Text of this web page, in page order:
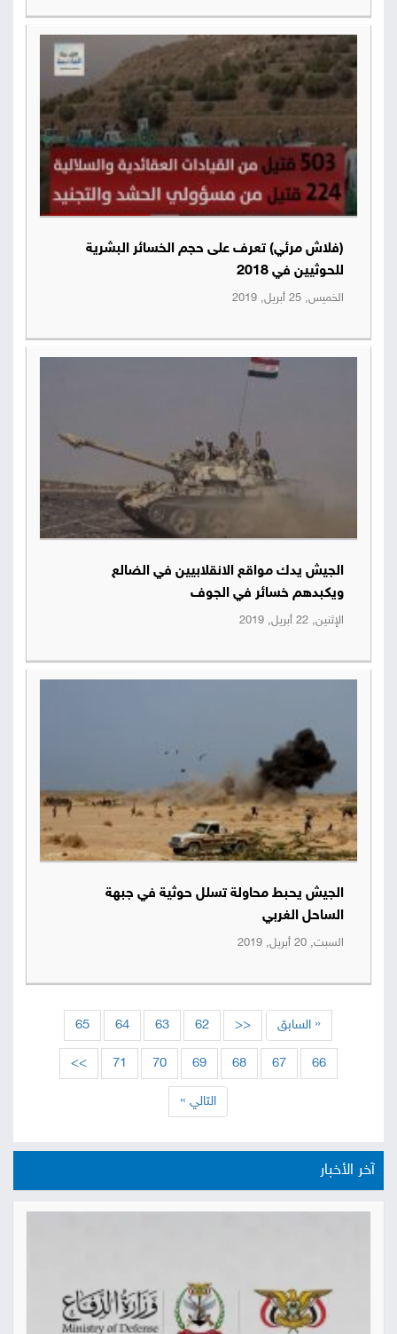
(فلاش مرئي) تعرف على حجم الخسائر البشرية
للحوثيين في 2018
الخميس, 25 أبريل, 2019
الجيش يدك مواقع الانقلابيين في الضالع
ويكبدهم خسائر في الجوف
الإثنين, 22 أبريل, 2019
الجيش يحبط محاولة تسلل حوثية في جبهة
الساحل الغربي
السبت, 20 أبريل, 2019
« السابق <<
62
63
64
65
66
67
68
69
70
71
>>
التالي »
آخر الأخبار